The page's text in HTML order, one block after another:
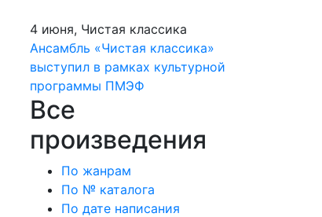
4 июня, Чистая классика
Ансамбль «Чистая классика»
выступил в рамках культурной
программы ПМЭФ
Все
произведения
По жанрам
По № каталога
По дате написания